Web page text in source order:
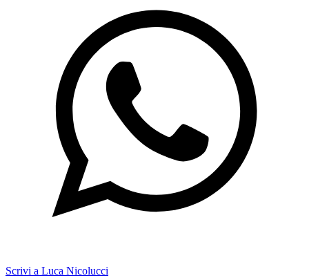
Scrivi a Luca Nicolucci